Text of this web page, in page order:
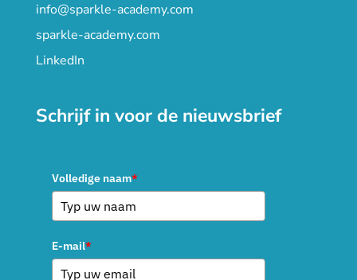
info@sparkle-academy.com
sparkle-academy.com
LinkedIn
Schrijf in voor de nieuwsbrief
Volledige naam*
E-mail*